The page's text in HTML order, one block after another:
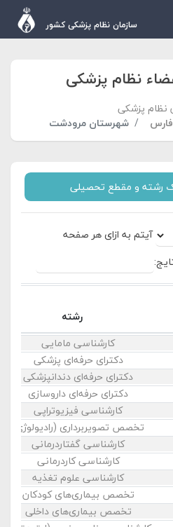
سازمان نظام پزشکی کشور
نظام پزشکی
نظام پزشکی
شهرستان مرودشت
رشته و مقطع تحصیلی
آیتم به ازای هر صفحه
رشته
کارشناسی مامایی
دکترای حرفه‌ای پزشکی
دکترای حرفه‌ای دندانپزشکی
دکترای حرفه‌ای داروسازی
کارشناسی فیزیوتراپی
تخصص تصویربرداری (رادیولوژی)
کارشناسی گفتاردرمانی
کارشناسی کاردرمانی
کارشناسی علوم تغذیه
تخصص بیماری‌های کودکان
تخصص بیماری‌های داخلی